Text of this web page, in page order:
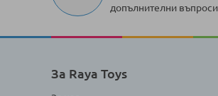
допълнителни въпроси
За Raya Toys